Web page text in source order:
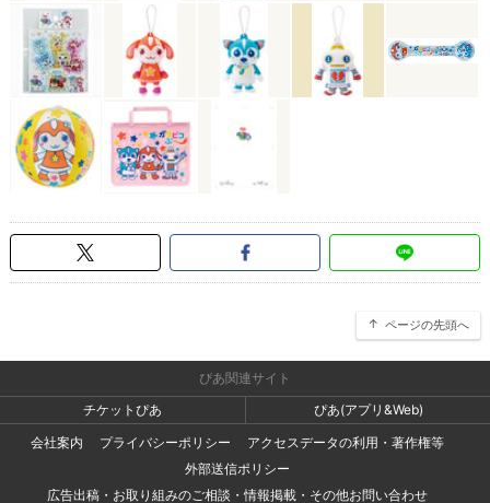
ページの先頭へ
ぴあ関連サイト
チケットぴあ
ぴあ(アプリ&Web)
会社案内
プライバシーポリシー
アクセスデータの利用・著作権等
外部送信ポリシー
広告出稿・お取り組みのご相談・情報掲載・その他お問い合わせ